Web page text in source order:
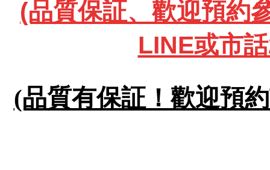
(品質保証、歡迎預約
LINE或市
(品質有保証！歡迎預